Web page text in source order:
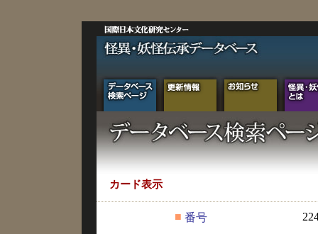
カード表示
■ 番号